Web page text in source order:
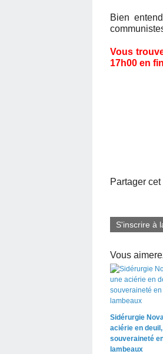
Bien
Vous
17h00 en
Partager
S'inscrire à
Vous
Sidérurgie
aciérie en
souveraineté
lambeaux